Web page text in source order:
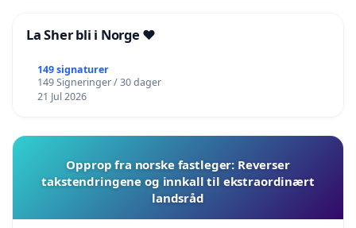
La Sher bli i Norge ❤️
149 signaturer
149 Signeringer / 30 dager
21 Jul 2026
Opprop fra norske fastleger: Reverser
takstendringene og innkall til ekstraordinært
landsråd